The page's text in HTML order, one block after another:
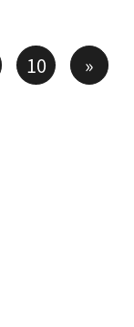
10 »